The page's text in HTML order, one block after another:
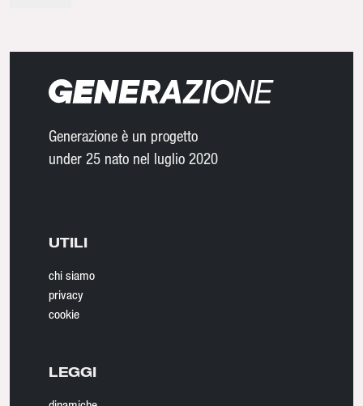
Generazione è un progetto
under 25 nato nel luglio 2020
UTILI
chi siamo
privacy
cookie
LEGGI